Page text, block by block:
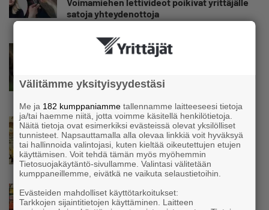
Voimamiehen lettivideot poikivat yrittäjälle
satoja yhteydenottoja
vahingot eivät voi jäädä vain yksittäisen
Uutinen
Yrittäjien Mikael Pentikäiseltä YEL-varoitus
hallitukselle: ”Voi tulla ikävä yllätys”
Uutinen
Matti Korvela on yrittäjänä harvinaisuus:
Välitämme yksityisyydestäsi
Me ja 182 kumppaniamme tallennamme laitteeseesi tietoja
ja/tai haemme niitä, jotta voimme käsitellä henkilötietoja.
Näitä tietoja ovat esimerkiksi evästeissä olevat yksilölliset
tunnisteet. Napsauttamalla alla olevaa linkkiä voit hyväksyä
tai hallinnoida valintojasi, kuten kieltää oikeutettujen etujen
käyttämisen. Voit tehdä tämän myös myöhemmin
Tietosuojakäytäntö-sivullamme. Valintasi välitetään
kumppaneillemme, eivätkä ne vaikuta selaustietoihin.
Evästeiden mahdolliset käyttötarkoitukset:
Tarkkojen sijaintitietojen käyttäminen. Laitteen